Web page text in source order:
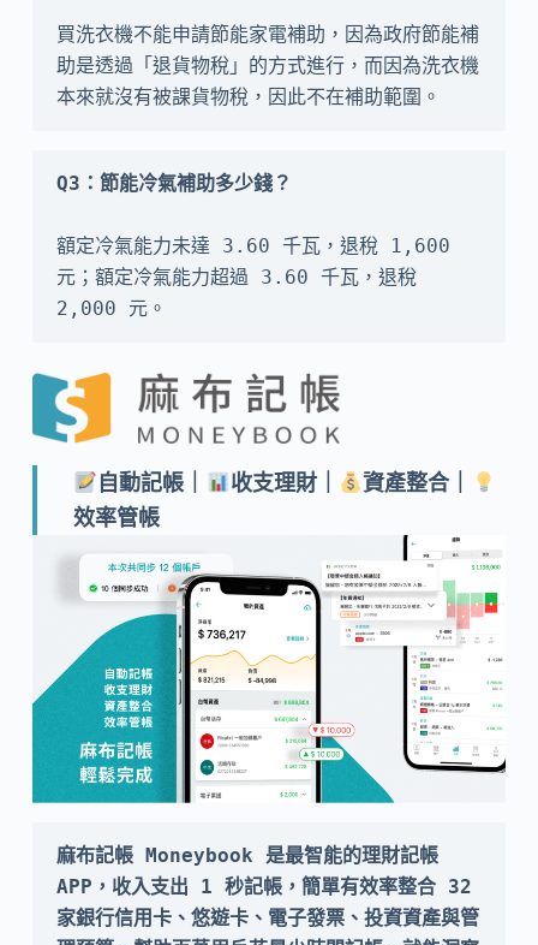
買洗衣機不能申請節能家電補助，因為政府節能補
助是透過「退貨物稅」的方式進行，而因為洗衣機
本來就沒有被課貨物稅，因此不在補助範圍。
額定冷氣能力未達 3.60 千瓦，退稅 1,600
元；額定冷氣能力超過 3.60 千瓦，退稅
2,000 元。
自動記帳｜ 收支理財｜
資產整合｜
效率管帳
麻布記帳 Moneybook 是最智能的理財記帳
APP，收入支出 1 秒記帳，簡單有效率整合 32
家銀行信用卡、悠遊卡、電子發票、投資資產與管